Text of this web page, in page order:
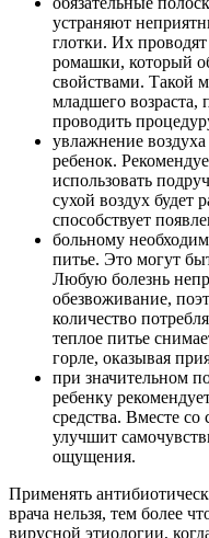
устраняют
глотки. Их
ромашки, который
свойствами. Такой
младшего
проводить
увлажнение
ребенок.
использовать
сухой воздух будет
способствует
больному
питье. Это могут
Любую болезнь
обезвоживание,
количество
теплое питье
горле, оказывая
при значительном
ребенку
средства. Вместе
улучшит
ощущения.
Применять
врача нельзя, тем более
вирусной этиологии,